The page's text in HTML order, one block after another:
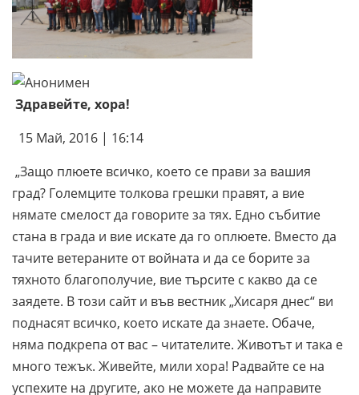
Здравейте, хора!
15 Май, 2016 | 16:14
„Защо плюете всичко, което се прави за вашия
град? Големците толкова грешки правят, а вие
нямате смелост да говорите за тях. Едно събитие
стана в града и вие искате да го оплюете. Вместо да
тачите ветераните от войната и да се борите за
тяхното благополучие, вие търсите с какво да се
заядете. В този сайт и във вестник „Хисаря днес“ ви
поднасят всичко, което искате да знаете. Обаче,
няма подкрепа от вас – читателите. Животът и така е
много тежък. Живейте, мили хора! Радвайте се на
успехите на другите, ако не можете да направите